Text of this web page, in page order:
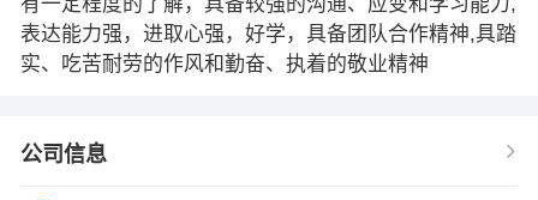
表达能力强，进取心强，好学，具备团队合作精神,具踏
实、吃苦耐劳的作风和勤奋、执着的敬业精神
公司信息